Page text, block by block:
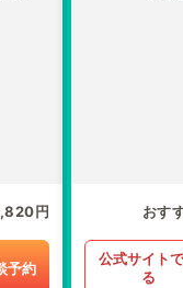
円
予約
おす
公式サイト
る